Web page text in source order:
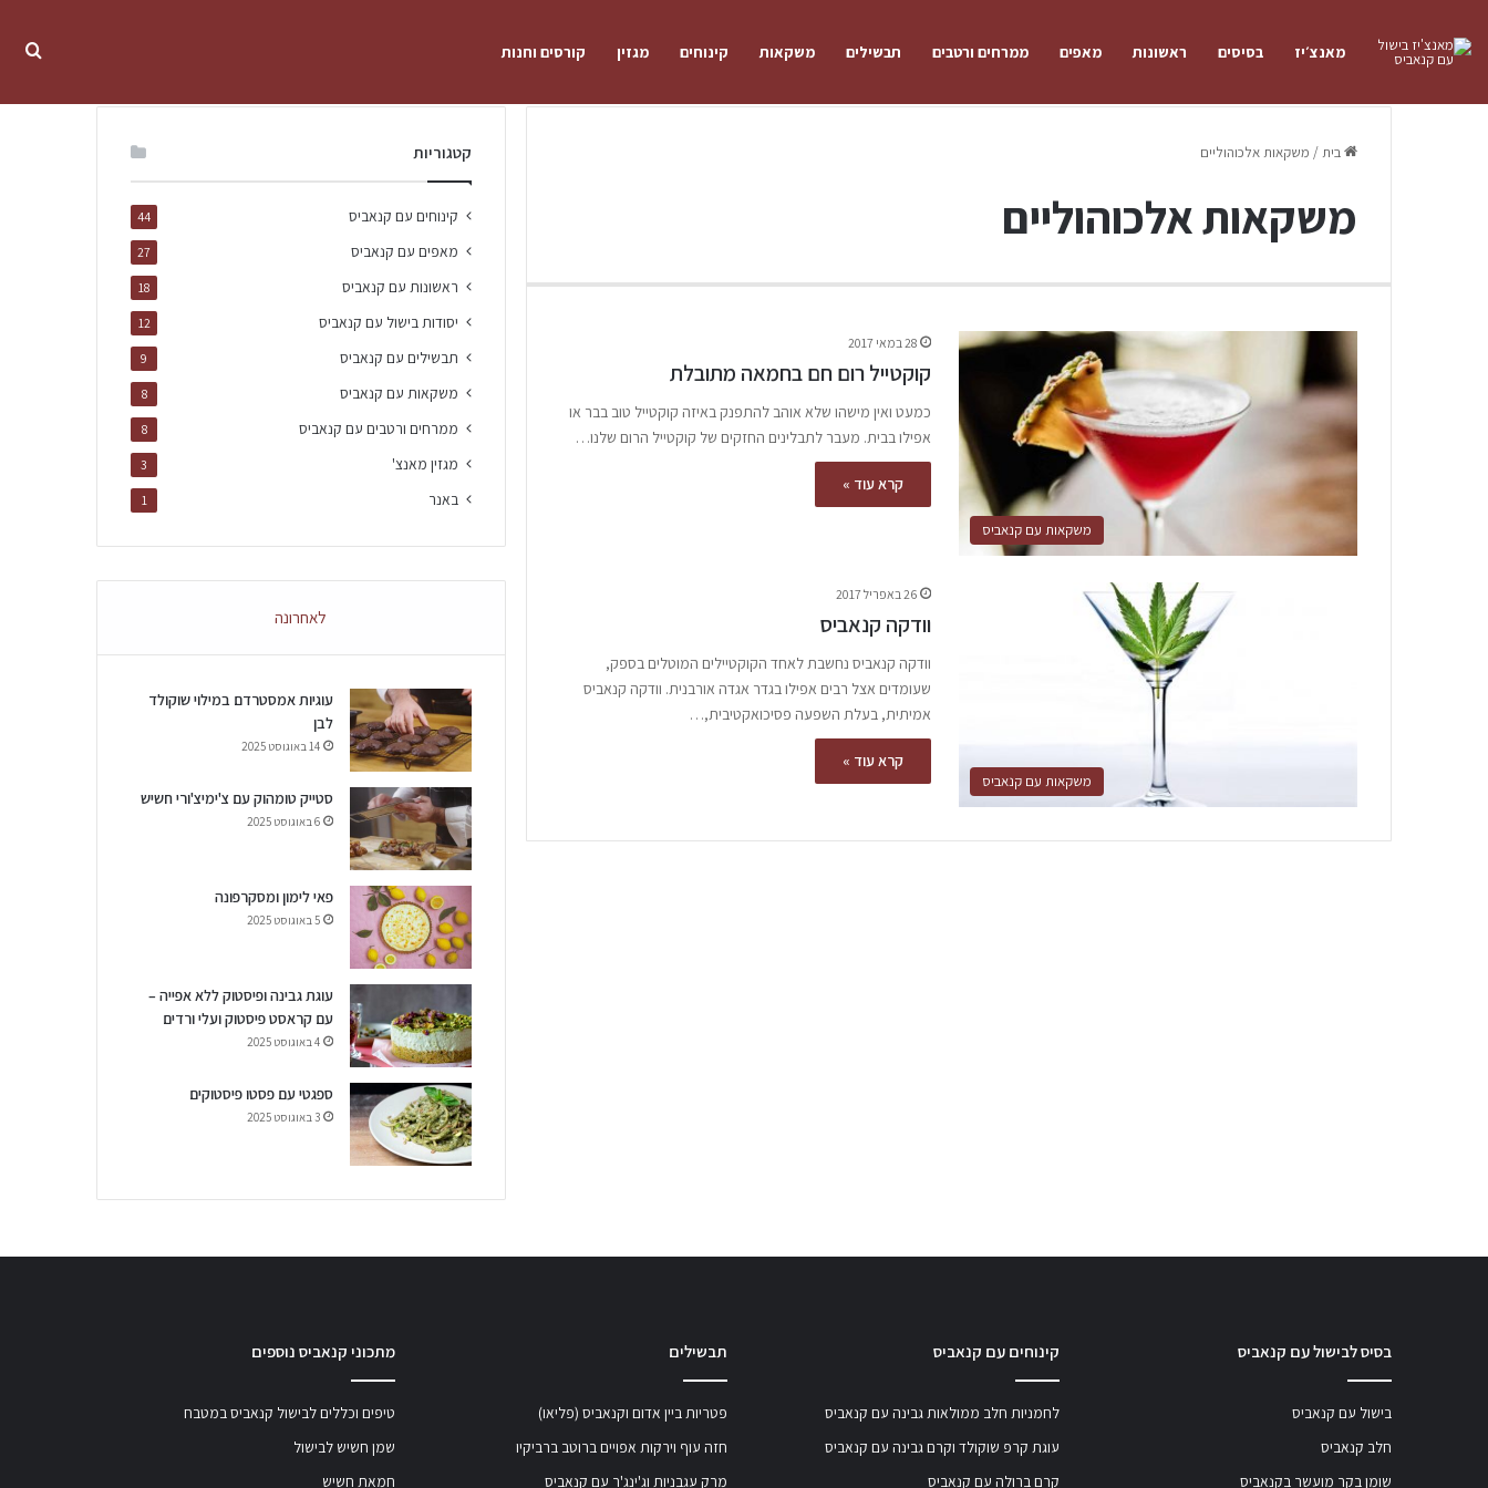
מאנצ׳יז בסיסים ראשונות מאפים ממרחים ורטבים תבשילים משקאות קינוחים מגזין קורסים וחנות
בית/ משקאות אלכוהוליים
משקאות אלכוהוליים
משקאות עם קנאביס
28 במאי 2017
קוקטייל רום חם בחמאה מתובלת
כמעט ואין מישהו שלא אוהב להתפנק באיזה קוקטייל טוב בבר או
אפילו בבית. מעבר לתבלינים החזקים של קוקטייל הרום שלנו…
קרא עוד »
משקאות עם קנאביס
26 באפריל 2017
וודקה קנאביס
וודקה קנאביס נחשבת לאחד הקוקטיילים המוטלים בספק,
שעומדים אצל רבים אפילו בגדר אגדה אורבנית. וודקה קנאביס
אמיתית, בעלת השפעה פסיכואקטיבית,…
קרא עוד »
קטגוריות
קינוחים עם קנאביס 44
מאפים עם קנאביס 27
ראשונות עם קנאביס 18
יסודות בישול עם קנאביס 12
תבשילים עם קנאביס 9
משקאות עם קנאביס 8
ממרחים ורטבים עם קנאביס 8
מגזין מאנצ' 3
באנר 1
לאחרונה
עוגיות אמסטרדם במילוי שוקולד
לבן
14 באוגוסט 2025
סטייק טומהוק עם צ'ימיצ'ורי חשיש
6 באוגוסט 2025
פאי לימון ומסקרפונה
5 באוגוסט 2025
עוגת גבינה ופיסטוק ללא אפייה –
עם קראסט פיסטוק ועלי ורדים
4 באוגוסט 2025
ספגטי עם פסטו פיסטוקים
3 באוגוסט 2025
בסיס לבישול עם קנאביס
בישול עם קנאביס
חלב קנאביס
שומן בקר מועשר בקנאביס
קינוחים עם קנאביס
לחמניות חלב ממולאות גבינה עם קנאביס
עוגת קרפ שוקולד וקרם גבינה עם קנאביס
קרם ברולה עם קנאביס
תבשילים
פטריות ביין אדום וקנאביס (פליאו)
חזה עוף וירקות אפויים ברוטב ברביקיו
מרק עגבניות וג'ינג'ר עם קנאביס
מתכוני קנאביס נוספים
טיפים וכללים לבישול קנאביס במטבח
שמן חשיש לבישול
חמאת חשיש